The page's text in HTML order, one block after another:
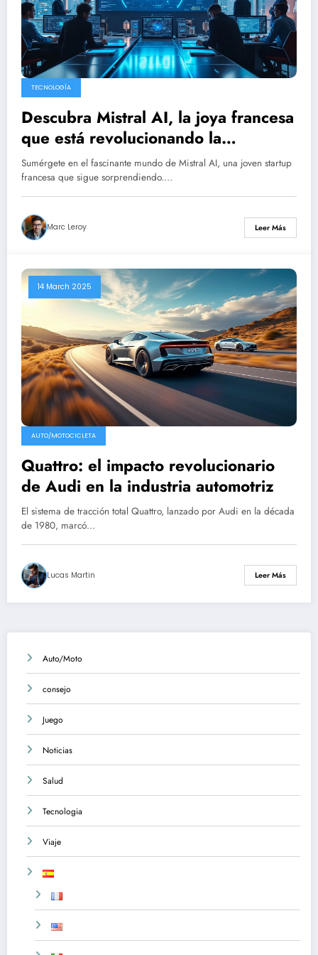
TECNOLOGÍA
Descubra Mistral AI, la joya francesa
que está revolucionando la
inteligencia artificial de código
abierto
Sumérgete en el fascinante mundo de Mistral AI, una joven startup
francesa que sigue sorprendiendo.…
Marc Leroy Leer Más
14 March 2025
AUTO/MOTOCICLETA
Quattro: el impacto revolucionario
de Audi en la industria automotriz
El sistema de tracción total Quattro, lanzado por Audi en la década
de 1980, marcó…
Lucas Martin Leer Más
Auto/Moto
consejo
Juego
Noticias
Salud
Tecnologia
Viaje